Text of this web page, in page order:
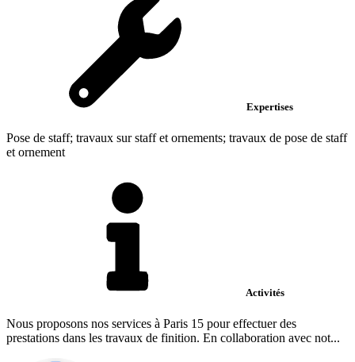
Expertises
Pose de staff; travaux sur staff et ornements; travaux de pose de staff
et ornement
Activités
Nous proposons nos services à Paris 15 pour effectuer des
prestations dans les travaux de finition. En collaboration avec not...